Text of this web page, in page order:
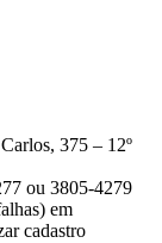
375 – 12º
ou 3805-4279
em
cadastro